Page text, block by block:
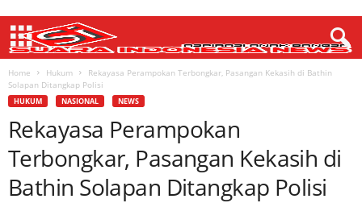
Home Hukum
Rekayasa Perampokan Terbongkar, Pasangan Kekasih di Bathin
Solapan Ditangkap Polisi
HUKUM NASIONAL NEWS
Rekayasa Perampokan
Terbongkar, Pasangan Kekasih di
Bathin Solapan Ditangkap Polisi